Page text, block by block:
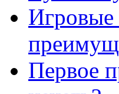
Игровые
Первое